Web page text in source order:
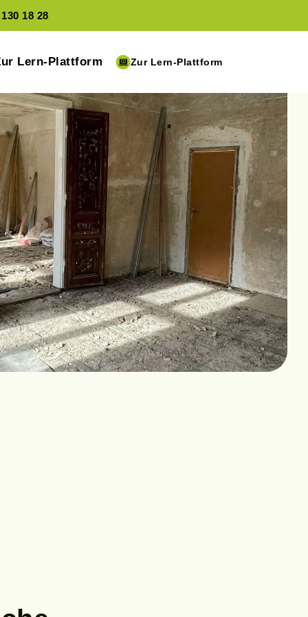
18 28
Lern-Plattform Zur Lern-Plattform